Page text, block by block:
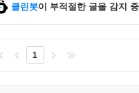
클린봇이 부적절한 글을 감지
1